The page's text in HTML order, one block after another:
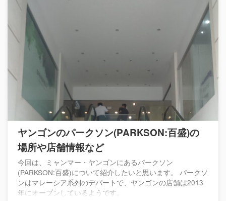
ヤンゴンのパークソン(PARKSON:百盛)の
場所や店舗情報など
今回は、ミャンマー・ヤンゴンにあるパークソン
(PARKSON:百盛)について紹介したいと思います。 パークソ
ンはマレーシア系列のデパートで、ヤンゴンの店舗は2013
年にオープンしているようです。